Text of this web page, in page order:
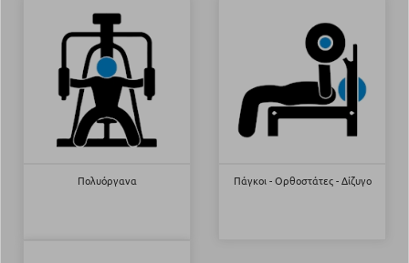
Πολυόργανα Πάγκοι - Ορθοστάτες - Δίζυγο